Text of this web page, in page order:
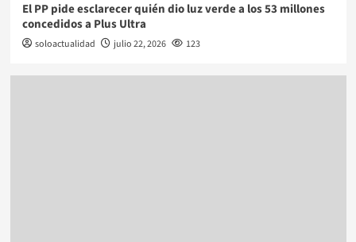
El PP pide esclarecer quién dio luz verde a los 53 millones
concedidos a Plus Ultra
soloactualidad julio 22, 2026 123